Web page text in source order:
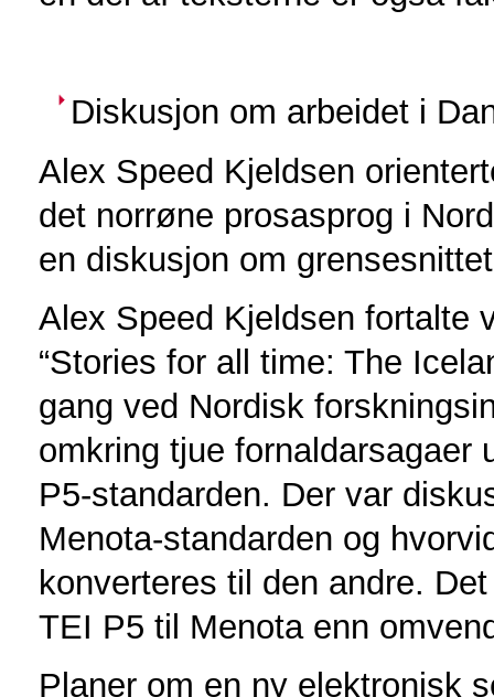
Diskusjon om arbeidet i
Alex Speed Kjeldsen
det norrøne prosasprog i
en diskusjon om
Alex Speed Kjeldsen fortalte
“Stories for all time: The
gang ved Nordisk
omkring tjue fornaldarsagaer
P5-standarden. Der var
Menota-standarden og
konverteres til den andre.
TEI P5 til Menota enn
Planer om en ny elektronisk